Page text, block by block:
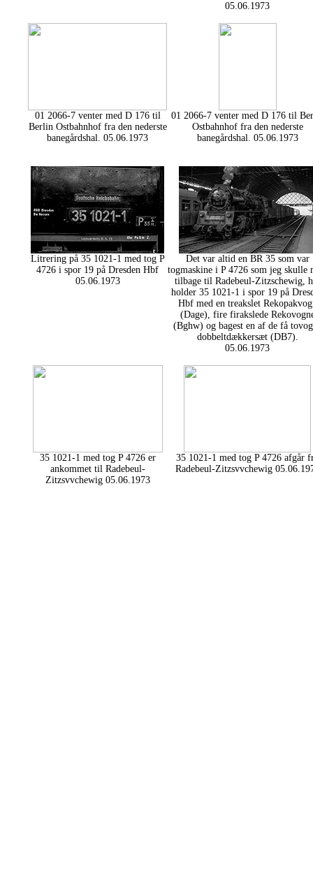
05.06.1973
01 2066-7 venter med D 176 til
Berlin Ostbahnhof fra den nederste
banegårdshal. 05.06.1973
01 2066-7 venter med D 176 til
Ostbahnhof fra den nederste
banegårdshal. 05.06.1973
Litrering på 35 1021-1 med tog P
4726 i spor 19 på Dresden Hbf
05.06.1973
Det var altid en BR 35 som var
togmaskine i P 4726 som jeg skulle
tilbage til Radebeul-Zitzschewig,
holder 35 1021-1 i spor 19 på
Hbf med en treakslet
(Dage), fire firakslede
(Bghw) og bagest en af de få
dobbeltdækkersæt (DB7).
05.06.1973
35 1021-1 med tog P 4726 er
ankommet til Radebeul-
Zitzsvvchewig 05.06.1973
35 1021-1 med tog P 4726 afgår
Radebeul-Zitzsvvchewig